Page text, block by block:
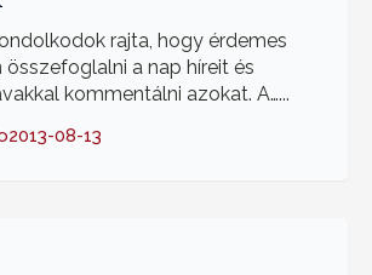
rajta, hogy érdemes
összefoglalni a nap híreit és
kommentálni azokat. A…...
2013-08-13